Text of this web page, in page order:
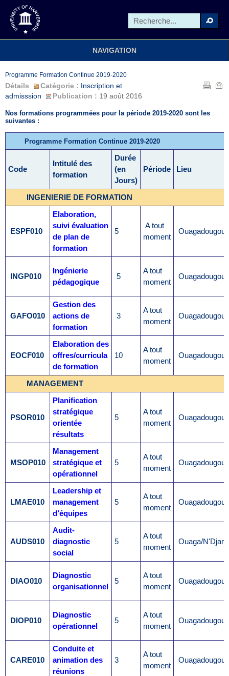
NAVIGATION
Programme Formation Continue 2019-2020
Détails Catégorie : Inscription et
admisssion
Publication : 19 août 2016
Nos formations programmées pour la période 2019-2020 sont les
suivantes :
Programme Formation Continue 2019-2020
Code
Intitulé des
formation
Durée
(en
Jours)
Période Lieu
INGENIERIE DE FORMATION
ESPF010
Elaboration,
suivi évaluation
de plan de
formation
5
A tout
moment
Ouagadougou
INGP010
Ingénierie
pédagogique
5
A tout
moment
Ouagadougou
GAFO010
Gestion des
actions de
formation
3
A tout
moment
Ouagadougou
EOCF010
Elaboration des
offres/curricula
de formation
10
A tout
moment
Ouagadougou
MANAGEMENT
PSOR010
Planification
stratégique
orientée
résultats
5
A tout
moment
Ouagadougou
MSOP010
Management
stratégique et
opérationnel
5
A tout
moment
Ouagadougou
LMAE010
Leadership et
management
d’équipes
5
A tout
moment
Ouagadougou
AUDS010
Audit-
diagnostic
social
5
A tout
moment
Ouaga/
DIAO010
Diagnostic
organisationnel
5
A tout
moment
Ouagadougou
DIOP010
Diagnostic
opérationnel
5
A tout
moment
Ouagadougou
CARE010
Conduite et
animation des
réunions
3
A tout
moment
Ouagadougou